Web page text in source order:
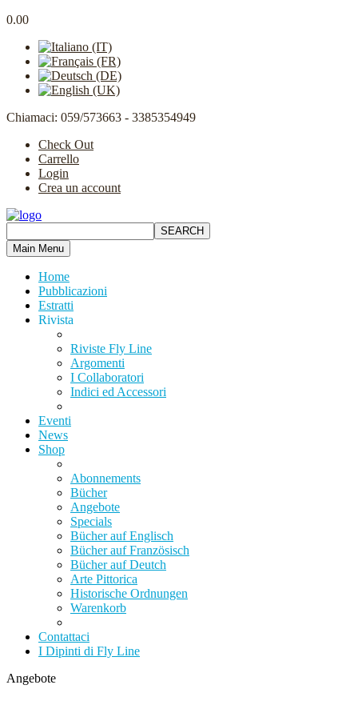
0.00
Chiamaci: 059/573663 - 3385354949
Check Out
Carrello
Login
Crea un account
Main Menu
Home
Pubblicazioni
Estratti
Rivista
Riviste Fly Line
Argomenti
I Collaboratori
Indici ed Accessori
Eventi
News
Shop
Abonnements
Bücher
Angebote
Specials
Bücher auf Englisch
Bücher auf Französisch
Bücher auf Deutch
Arte Pittorica
Historische Ordnungen
Warenkorb
Contattaci
I Dipinti di Fly Line
Angebote